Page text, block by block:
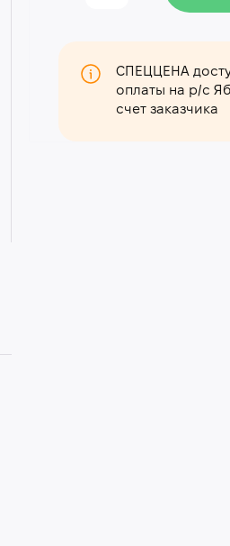
СПЕЦЦЕНА
оплаты на р/с
счет заказчика